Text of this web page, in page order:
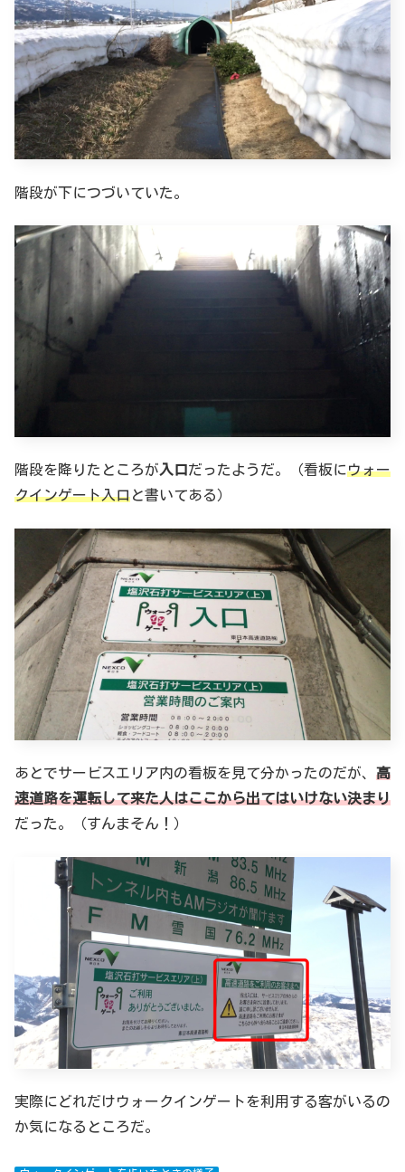
階段が下につづいていた。
階段を降りたところが入口 だったようだ。（看板にウォー
クインゲート入口と書いてある）
あとでサービスエリア内の看板を見て分かったのだが、 高
速道路を運転して来た人はここから出てはいけない決まり
だった。（すんまそん！）
実際にどれだけウォークインゲートを利用する客がいるの
か気になるところだ。